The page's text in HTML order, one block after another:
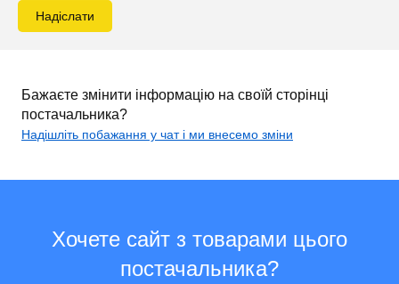
Надіслати
Бажаєте змінити інформацію на своїй сторінці
постачальника?
Надішліть побажання у чат і ми внесемо зміни
Хочете сайт з товарами цього
постачальника?